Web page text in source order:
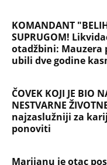
KOMANDANT
SUPRUGOM!
otadžbini: Mauzera
ubili dve godine
ČOVEK KOJI JE BIO
NESTVARNE
najzaslužniji za
ponoviti
Marijanu je otac